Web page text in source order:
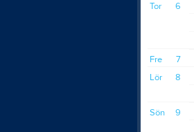
6
Tor
7
Fre
8
Lör
9
Sön